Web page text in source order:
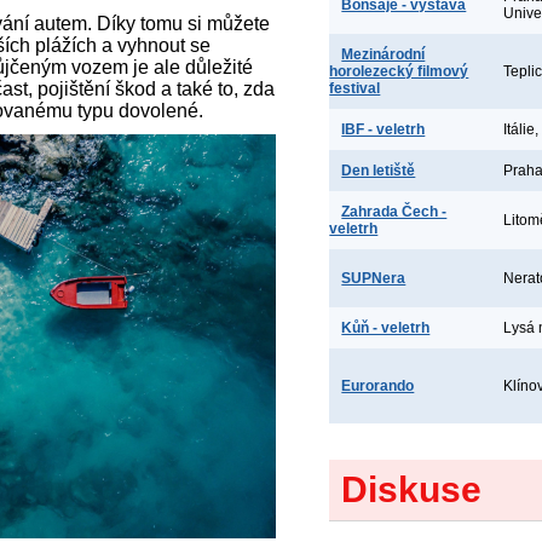
autem. Díky tomu si můžete
plážích a vyhnout se
vozem je ale důležité
pojištění škod a také to, zda
typu dovolené.
Bonsaje - výstava
Mezinárodní
horolezecký filmový
festival
IBF - veletrh
Den letiště
Zahrada Čech -
veletrh
SUPNera
Kůň - veletrh Lysá
Eurorando
Diskuse